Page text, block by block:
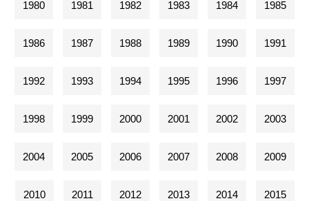
1980 1981 1982 1983 1984 1985
1986 1987 1988 1989 1990 1991
1992 1993 1994 1995 1996 1997
1998 1999 2000 2001 2002 2003
2004 2005 2006 2007 2008 2009
2010 2011 2012 2013 2014 2015